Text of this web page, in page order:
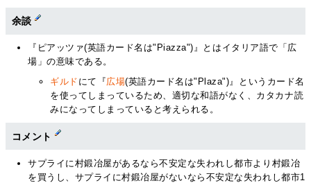
余談
『ピアッツァ(英語カード名は"Piazza")』とはイタリア語で「広
場」の意味である。
ギルド にて『広場(英語カード名は"Plaza")』というカード名
を使ってしまっているため、適切な和語がなく、カタカナ読
みになってしまっていると考えられる。
コメント
サプライに村鍛冶屋があるなら不安定な失われし都市より村鍛冶
を買うし、サプライに村鍛冶屋がないなら不安定な失われし都市1